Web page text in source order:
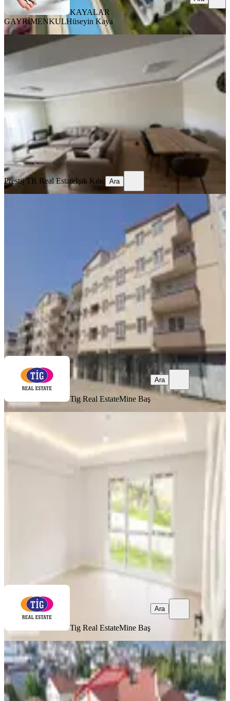
KAYALAR
GAYRİMENKULHüseyin Kaya
Demirtaş Bakyapı Prestij Panora'da
Orta Tip 3+1 Satılık Daire
Osmangazi, Demirtaş Cumhuriyet Mahallesi
3+1
Prestij TR Real EstateIşık Kılıç
Ara
Prestij TR Real EstateIşık Kılıç Ara
Demirtaş Barbaros Mh 3+1 Satılık
Daire Taksit Ve Takas Avantajı
Osmangazi, Demirtaş Barbaros Mahallesi
115 m² ·1. Kat ·06.08.2026
3.950.000 ₺
Tig Real EstateMine Baş
Ara
Tig Real EstateMine Baş
Ara
YENİ
Konumda 90 M² Otoparklı 2+1
Satılık
1. Kat ·06.08.2026
Tig Real EstateMine Baş
Ara
YENİ
C21 Cius;ovaakça Merkez'de Geniş
Balkonlu 160 M2 Net 3+1 Dubleks
Osmangazi, Ovaakça Merkez Mahallesi